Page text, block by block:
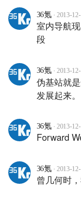
36氪 · 2013-
室内导航
段
36氪 · 2013-12-
伪基站就
发展起来。
36氪 · 2013-
Forward
36氪 · 2013-
曾几何时